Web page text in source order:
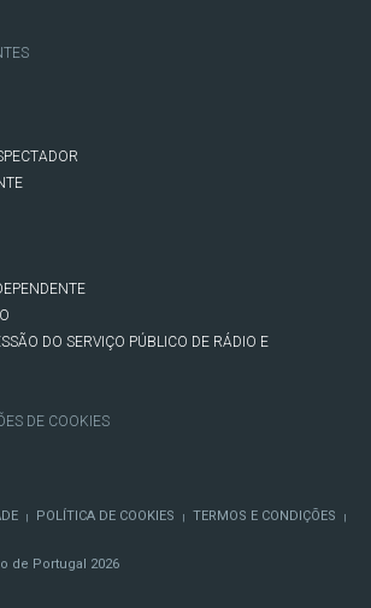
DO SERVIÇO PÚBLICO DE RÁDIO E
DE COOKIES
| POLÍTICA DE COOKIES | TERMOS E CONDIÇÕES |
de Portugal 2026